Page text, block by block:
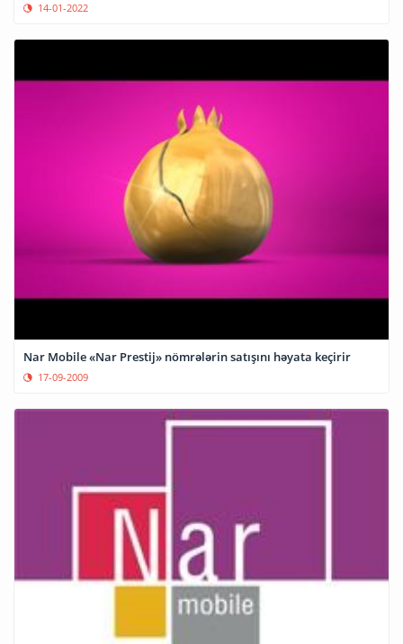
14-01-2022
Nar Mobile «Nar Prestij» nömrələrin satışını həyata keçirir
17-09-2009